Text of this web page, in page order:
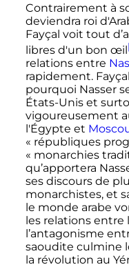
Contrairement à
deviendra roi
Fayçal voit tout
libres d'un bon œil
relations entre
rapidement.
pourquoi Nasser
États-Unis et
vigoureusement
l'Égypte et
« républiques
« monarchies
qu’apportera
ses discours de
monarchistes, et
le monde arabe
les relations entre
l’antagonisme
saoudite culmine
la révolution au